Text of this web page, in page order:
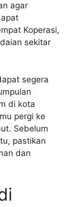
agar
Koperasi,
sekitar
segera
di kota
pergi ke
Sebelum
pastikan
dan